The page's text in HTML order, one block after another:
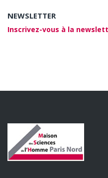
NEWSLETTER
Inscrivez-vous à la